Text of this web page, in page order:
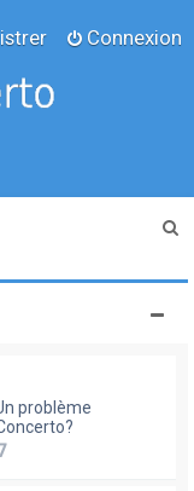
Connexion
problème